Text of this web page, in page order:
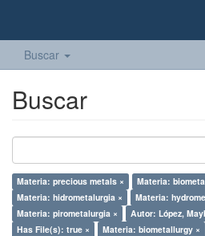
Buscar
Buscar
Materia: precious metals ×
Materia:
Materia: hidrometalurgia ×
Materia:
Materia: pirometalurgia ×
Autor: López,
Has File(s): true ×
Materia: biometallurgy ×